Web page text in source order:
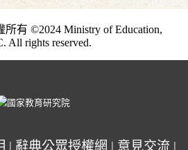
有 ©2024 Ministry of Education,
All rights reserved.
| 辭典公眾授權網 | 意見交流 |